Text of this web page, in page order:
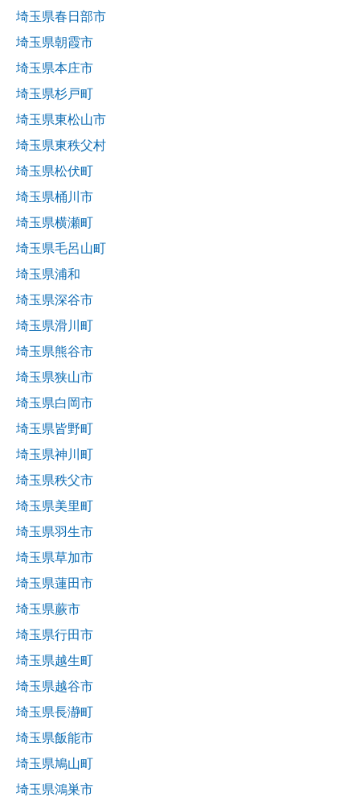
埼玉県春日部市
埼玉県朝霞市
埼玉県本庄市
埼玉県杉戸町
埼玉県東松山市
埼玉県東秩父村
埼玉県松伏町
埼玉県桶川市
埼玉県横瀬町
埼玉県毛呂山町
埼玉県浦和
埼玉県深谷市
埼玉県滑川町
埼玉県熊谷市
埼玉県狭山市
埼玉県白岡市
埼玉県皆野町
埼玉県神川町
埼玉県秩父市
埼玉県美里町
埼玉県羽生市
埼玉県草加市
埼玉県蓮田市
埼玉県蕨市
埼玉県行田市
埼玉県越生町
埼玉県越谷市
埼玉県長瀞町
埼玉県飯能市
埼玉県鳩山町
埼玉県鴻巣市